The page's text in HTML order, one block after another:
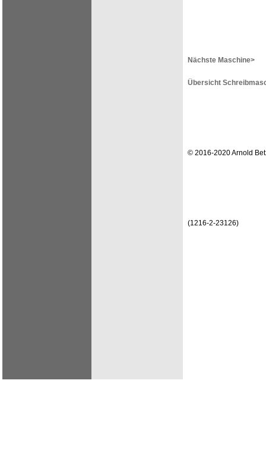
Nächste Maschine>
Übersicht
© 2016-2020 Arnold
(1216-2-23126)